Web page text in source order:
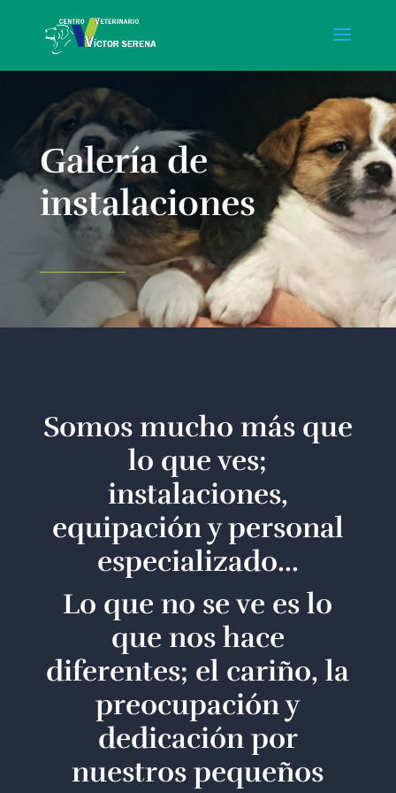
Galería de
instalaciones
Somos mucho más que
lo que ves;
instalaciones,
equipación y personal
especializado...
Lo que no se ve es lo
que nos hace
diferentes; el cariño, la
preocupación y
dedicación por
nuestros pequeños